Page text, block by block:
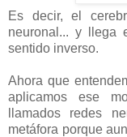
Es decir, el
neuronal... y llega
sentido inverso.
Ahora que
aplicamos ese
llamados redes
metáfora porque